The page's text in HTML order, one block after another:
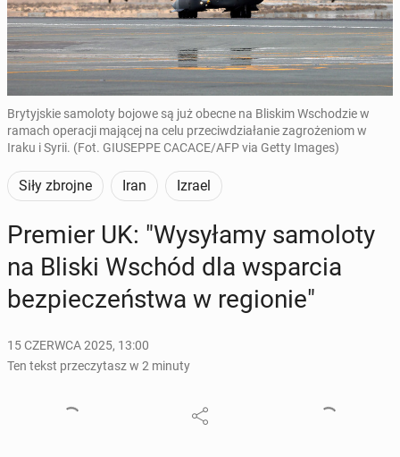
Brytyjskie samoloty bojowe są już obecne na Bliskim Wschodzie w
ramach operacji mającej na celu przeciwdziałanie zagrożeniom w
Iraku i Syrii. (Fot. GIUSEPPE CACACE/AFP via Getty Images)
Siły zbrojne Iran Izrael
Premier UK: "Wy­sy­ła­my sa­mo­lo­ty
na Bliski Wschód dla wspar­cia
bez­pie­czeń­stwa w re­gio­nie"
15 CZERWCA 2025, 13:00
Ten tekst przeczytasz w 2 minuty